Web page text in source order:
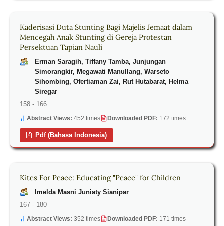
Kaderisasi Duta Stunting Bagi Majelis Jemaat dalam
Mencegah Anak Stunting di Gereja Protestan
Persektuan Tapian Nauli
Erman Saragih, Tiffany Tamba, Junjungan
Simorangkir, Megawati Manullang, Warseto
Sihombing, Ofertiaman Zai, Rut Hutabarat, Helma
Siregar
158 - 166
Abstract Views: 452 times Downloaded PDF: 172 times
Pdf (Bahasa Indonesia)
Kites For Peace: Educating "Peace" for Children
Imelda Masni Juniaty Sianipar
167 - 180
Abstract Views: 352 times Downloaded PDF: 171 times